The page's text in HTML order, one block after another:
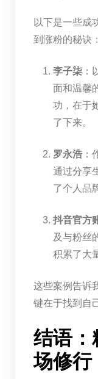
以下是一些成
到涨粉的秘诀：
李子柒：
面和温馨
功，在于
了下来。
罗永浩：
通过分享
了个人品
抖音官方
及与粉丝
积累了大
这些案例告诉
键在于找到自
结语：
场修行